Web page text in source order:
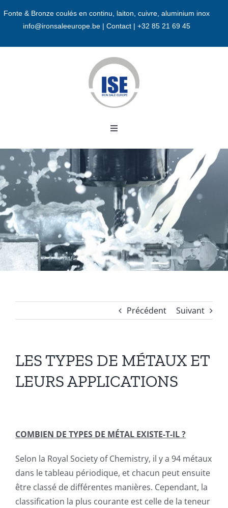
Fonte & Bronze coulés en continu, laiton, cuivre, aluminium inox
info@ironsaleeurope.be| Contact | +32 85 21 69 45
Toggle
A propos
Bronze
Coussinets Autolubrifiants frittés
Autres produits
Devis
Français
Précédent Suivant
LES TYPES DE MÉTAUX ET
LEURS APPLICATIONS
COMBIEN DE TYPES DE MÉTAL EXISTE-T-IL ?
Selon la Royal Society of Chemistry, il y a 94 métaux
dans le tableau périodique, et chacun peut ensuite
être classé de différentes manières. Cependant, la
classification la plus courante est celle de la teneur